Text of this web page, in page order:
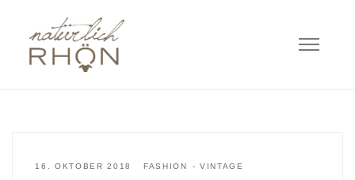
16. OKTOBER 2018 FASHION VINTAGE